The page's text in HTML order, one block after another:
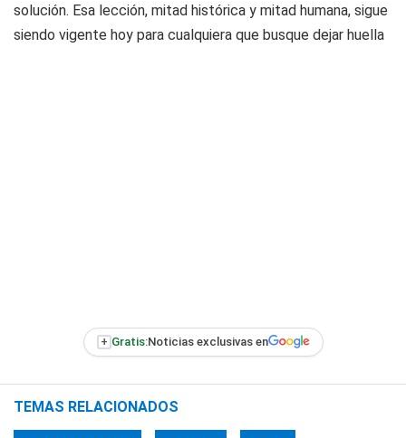
solución. Esa lección, mitad histórica y mitad humana, sigue
siendo vigente hoy para cualquiera que busque dejar huella
+ Gratis:Noticias exclusivas en
TEMAS RELACIONADOS